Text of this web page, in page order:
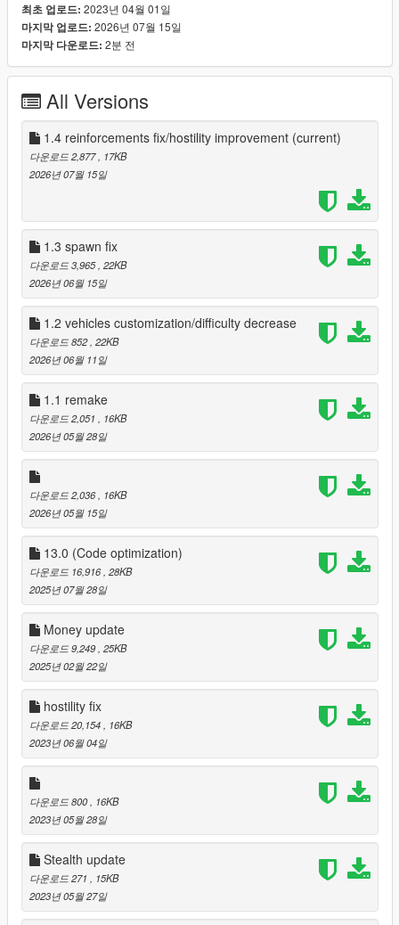
If you installed the mod properly, there should be a "The beef"
folder inside your "scripts" folder, find it. Inside it there's a TEXT
file called "settings.ini" open it with whatever text editor you
prefer.
In it you will encounter this:
[CONFIG]
RANGEOFDETECTION=25
MINTIMEFORAHIT = 240000
HITSENABLED=True
ENABLEHOSTILITY=true
ENABLETHREATTEXT=false
I will explain what every setting does:
RANGEOFDETECTION: The distance in meters at which the
mod finds gang members that can call for reinforcements or
see the player.
MINTIMEFORAHIT: the minimum time it takes for a gang that
hates the player to send gang hits to him, counted in
miliseconds.
MAXTIMEFORAHIT: the maximum time it takes for a gang that
hates the player to send gang hits to him, counted in
miliseconds.
REINFORCEMENTSENABLED: this dictates if reinforcements
will spawn when you attack a gang, can be set to true or false.
HITSENABLED: this dictates if gang hits will be send to the
player from gangs that have been attacked by him, this hits will
happen in a timer defined by MINTIMEFORAHIT and
MAXTIMEFORAHIT.
ENABLEHOSTILITY: this dictates if the gang members that
already hate the player's character will attack him on sight, for
convenience, they will only attack the player if they see him
walking around, but not in a vehicle, can be set to true or false.
ENABLETHREATTEXT: this dictates if the gangs send you a
threat text when you attack them for a first time, indicating that
they will indeed remember you, attack you on sight and send
hits to you (provided you have those features enabled) mostly
cosmetic, disabled by default because I don't like this feature,
but some might want it.
For more fleshed out mods, be sure to support me on Patreon.
최초 업로드: 2023년 04월 01일
마지막 업로드: 2026년 07월 15일
마지막 다운로드: 2분 전
All Versions
1.4 reinforcements fix/hostility improvement (current)
다운로드 2,877
, 17KB
2026년 07월 15일
1.3 spawn fix
다운로드 3,965 , 22KB
2026년 06월 15일
1.2 vehicles customization/difficulty decrease
다운로드 852 , 22KB
2026년 06월 11일
1.1 remake
다운로드 2,051
, 16KB
2026년 05월 28일
다운로드 2,036
, 16KB
2026년 05월 15일
13.0 (Code optimization)
다운로드 16,916 , 28KB
2025년 07월 28일
Money update
다운로드 9,249 , 25KB
2025년 02월 22일
hostility fix
다운로드 20,154
, 16KB
2023년 06월 04일
다운로드 800
, 16KB
2023년 05월 28일
Stealth update
다운로드 271
, 15KB
2023년 05월 27일